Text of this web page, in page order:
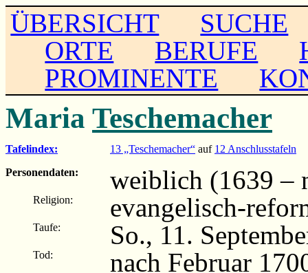
ÜBERSICHT
SUCHE
ORTE
BERUFE
PROMINENTE
Maria Teschemacher
Tafelindex: 13 „Teschemacher“ auf 12 Anschlusstafeln
Personendaten:
weiblich (1639 –
Religion: evangelisch-
Taufe: So., 11.
Tod: nach Februar